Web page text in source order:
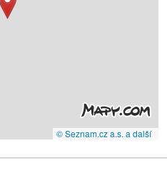
© Seznam.cz a.s. a další